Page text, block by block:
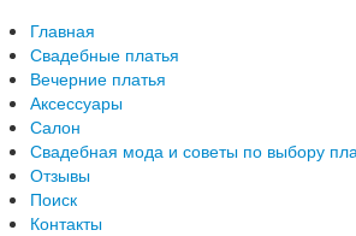
Главная
Свадебные платья
Вечерние платья
Аксессуары
Салон
Свадебная мода и советы по выбору
Отзывы
Поиск
Контакты